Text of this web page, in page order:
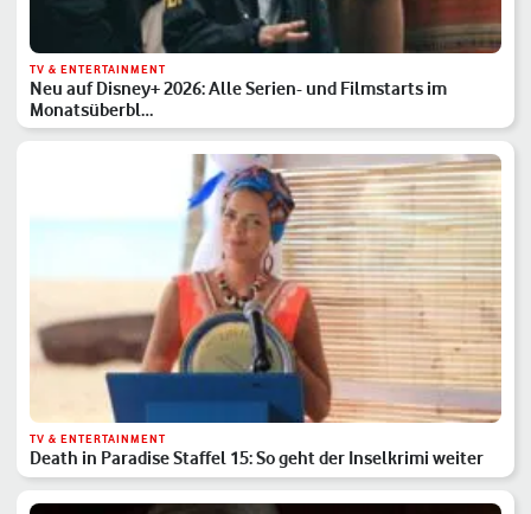
TV & ENTERTAINMENT
Neu auf Disney+ 2026: Alle Serien- und Filmstarts im
Monatsüberbl…
TV & ENTERTAINMENT
Death in Paradise Staffel 15: So geht der Inselkrimi weiter